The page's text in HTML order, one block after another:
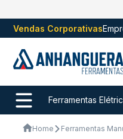
Vendas Corporativas
Ferramentas
Home Ferramentas